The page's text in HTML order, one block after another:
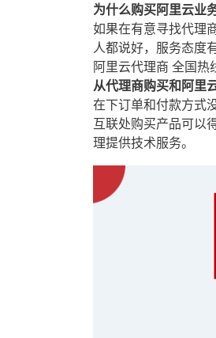
为什么购买阿里云业
如果在有意寻找代理
人都说好，服务态度
阿里云代理商 全国
从代理商购买和阿里
在下订单和付款方式
互联处购买产品可以
理提供技术服务。